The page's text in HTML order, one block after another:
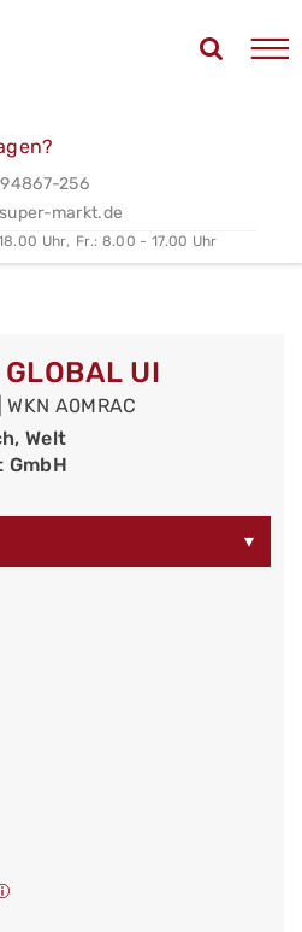
256
markt.de
Uhr, Fr.: 8.00 - 17.00 Uhr
UI
A0MRAC
Welt
▾